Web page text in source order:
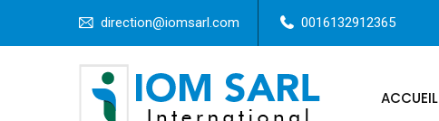
direction@iomsarl.com 0016132912365
ACCUEIL